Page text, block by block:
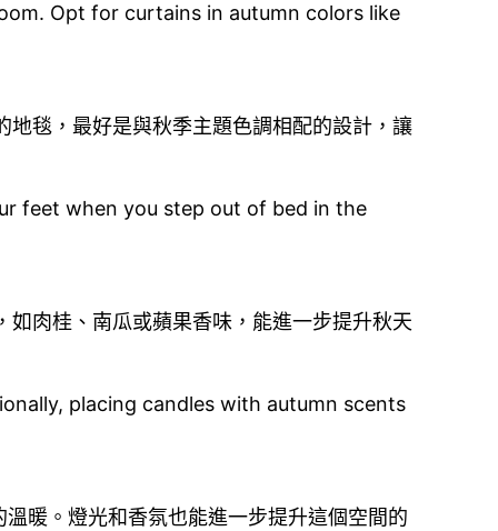
Opt for curtains in autumn colors like
毯，最好是與秋季主題色調相配的設計，讓
feet when you step out of bed in the
肉桂、南瓜或蘋果香味，能進一步提升秋天
placing candles with autumn scents
暖。燈光和香氛也能進一步提升這個空間的